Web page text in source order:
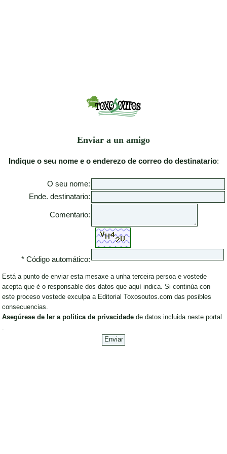
Enviar a un amigo
Indique o seu nome e o enderezo de correo do destinatario:
O seu nome:
Ende. destinatario:
Comentario:
* Código automático:
Está a punto de enviar esta mesaxe a unha terceira persoa e vostede
acepta que é o responsable dos datos que aquí indica. Si continúa con
este proceso vostede exculpa a Editorial Toxosoutos.com das posibles
consecuencias.
Asegúrese de ler a política de privacidade de datos incluida neste portal
.